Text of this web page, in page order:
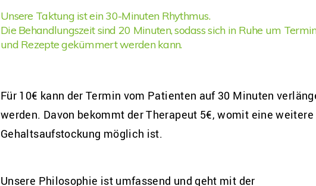
Unsere Taktung ist ein 30-Minuten Rhythmus.
Die Behandlungszeit sind 20 Minuten, sodass sich in Ruhe um
und Rezepte gekümmert werden kann.
Für 10€ kann der Termin vom Patienten auf 30 Minuten
werden. Davon bekommt der Therapeut 5€, womit eine weitere
Gehaltsaufstockung möglich ist.
Unsere Philosophie ist umfassend und geht mit der